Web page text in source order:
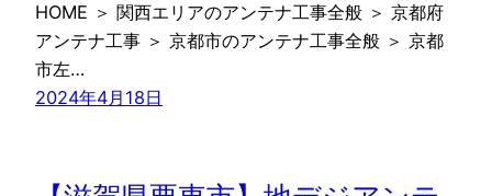
HOME ＞ 関西エリアのアンテナ工事全般 ＞ 京都府
アンテナ工事 ＞ 京都市のアンテナ工事全般 ＞ 京都
市左…
2024年4月18日